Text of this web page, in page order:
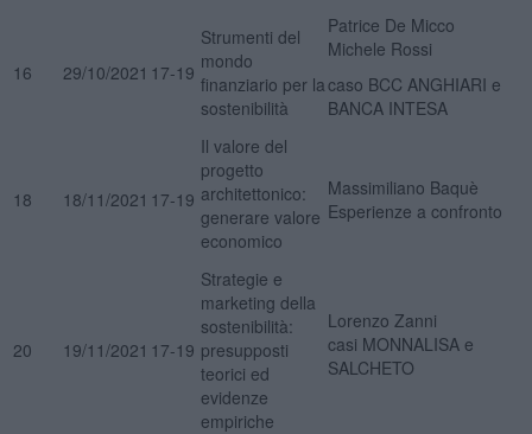
16 29/10/2021 17-19
Strumenti del
mondo
finanziario per la
sostenibilità
Patrice De Micco
Michele Rossi
caso BCC ANGHIARI e
BANCA INTESA
18 18/11/2021 17-19
Il valore del
progetto
architettonico:
generare valore
economico
Massimiliano Baquè
Esperienze a confronto
20 19/11/2021 17-19
Strategie e
marketing della
sostenibilità:
presupposti
teorici ed
evidenze
empiriche
Lorenzo Zanni
casi MONNALISA e
SALCHETO